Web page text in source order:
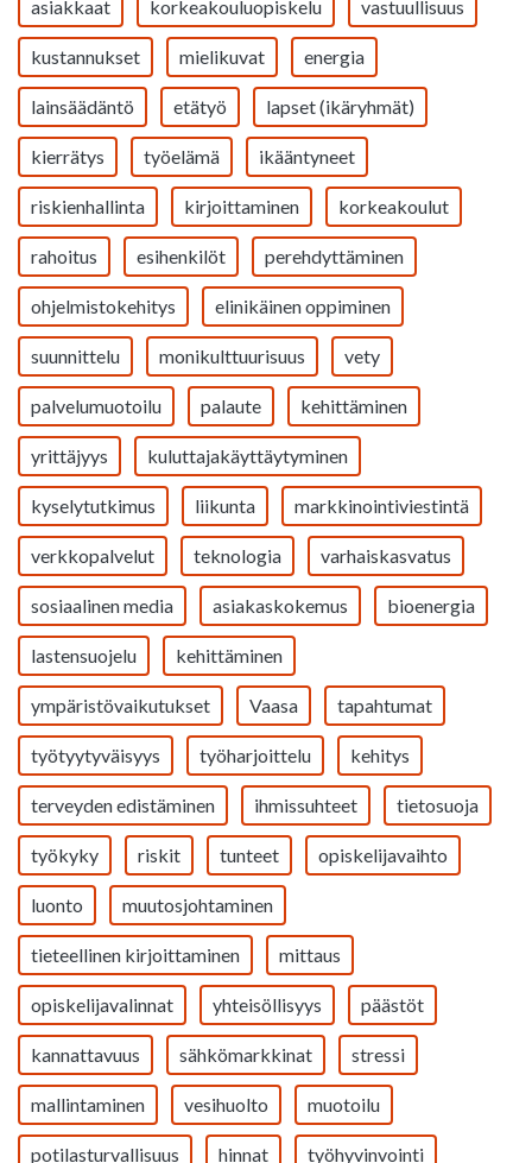
asiakkaat korkeakouluopiskelu vastuullisuus
kustannukset mielikuvat energia
lainsäädäntö etätyö lapset (ikäryhmät)
kierrätys työelämä ikääntyneet
riskienhallinta kirjoittaminen korkeakoulut
rahoitus esihenkilöt perehdyttäminen
ohjelmistokehitys elinikäinen oppiminen
suunnittelu monikulttuurisuus vety
palvelumuotoilu palaute kehittäminen
yrittäjyys kuluttajakäyttäytyminen
kyselytutkimus liikunta markkinointiviestintä
verkkopalvelut teknologia varhaiskasvatus
sosiaalinen media asiakaskokemus bioenergia
lastensuojelu kehittäminen
ympäristövaikutukset Vaasa tapahtumat
työtyytyväisyys työharjoittelu kehitys
terveyden edistäminen ihmissuhteet tietosuoja
työkyky riskit tunteet opiskelijavaihto
luonto muutosjohtaminen
tieteellinen kirjoittaminen mittaus
opiskelijavalinnat yhteisöllisyys päästöt
kannattavuus sähkömarkkinat stressi
mallintaminen vesihuolto muotoilu
potilasturvallisuus hinnat työhyvinvointi